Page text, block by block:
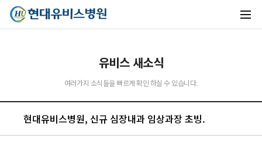
유비스 새소식
여러가지 소식들을 빠르게 확인 하실 수 있습니다.
현대유비스병원, 신규 심장내과 임상과장 초빙.
실시간 안내중